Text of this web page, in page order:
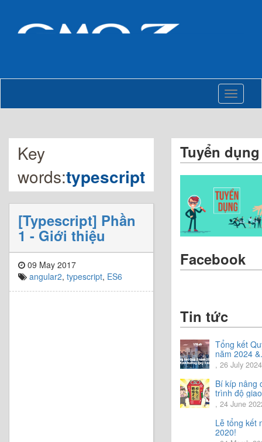
Toggle
Key
words:typescript
[Typescript] Phần
1 - Giới thiệu
09 May 2017
angular2, typescript, ES6
Tuyển dụng
Facebook
Tin tức
Tổng kết
năm 2024 &
Chia sẻ định
hướng Quý
năm 2024
, 26 July 2024
Bí kíp nâng
trình độ
tiếng Nhật.
, 24 June
Lễ tổng kết
2020!